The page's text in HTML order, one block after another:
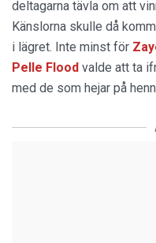
deltagarna tävla om att
Känslorna skulle då
i lägret. Inte minst för
Pelle Flood valde att ta
med de som hejar på